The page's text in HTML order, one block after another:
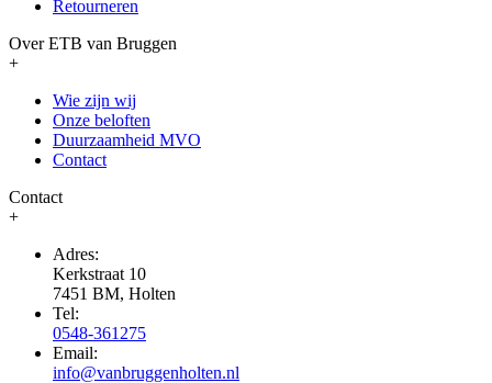
Retourneren
Over ETB van Bruggen
+
Wie zijn wij
Onze beloften
Duurzaamheid MVO
Contact
Contact
+
Adres:
Kerkstraat 10
7451 BM, Holten
Tel:
0548-361275
Email:
info@vanbruggenholten.nl